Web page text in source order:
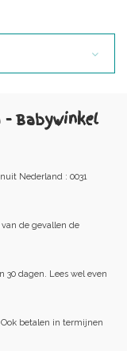
Babywinkel
Nederland : 0031
van de gevallen de
30 dagen. Lees wel even
betalen in termijnen